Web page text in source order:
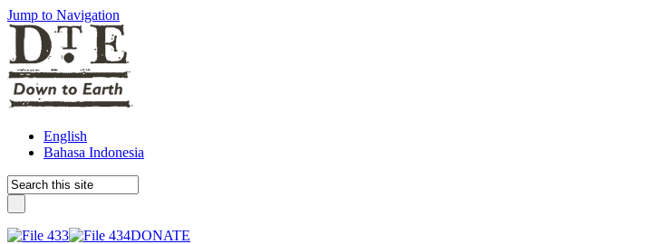
Jump to Navigation
English
Bahasa Indonesia
DONATE